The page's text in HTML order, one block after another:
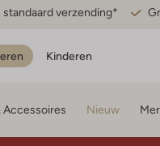
standaard verzending*
Kinderen
Accessoires Nieuw